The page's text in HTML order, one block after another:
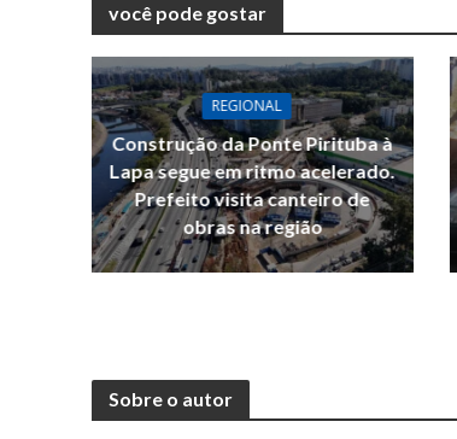
você pode gostar
REGIONAL
Construção da Ponte Pirituba à
Lapa segue em ritmo acelerado.
Prefeito visita canteiro de
obras na região
Sobre o autor